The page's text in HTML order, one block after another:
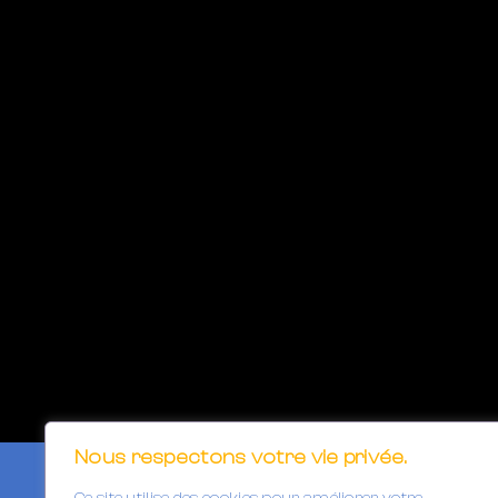
Nous respectons votre vie privée.